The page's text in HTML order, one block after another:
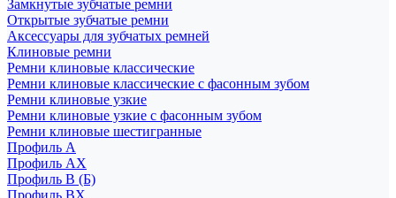
Замкнутые зубчатые ремни
Открытые зубчатые ремни
Аксессуары для зубчатых ремней
Клиновые ремни
Ремни клиновые классические
Ремни клиновые классические с фасонным зубом
Ремни клиновые узкие
Ремни клиновые узкие с фасонным зубом
Ремни клиновые шестигранные
Профиль A
Профиль AX
Профиль B (Б)
Профиль BX